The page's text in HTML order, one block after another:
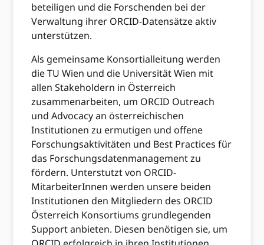
beteiligen und die Forschenden bei der
Verwaltung ihrer ORCID-Datensätze aktiv
unterstützen.
Als gemeinsame Konsortialleitung werden
die TU Wien und die Universität Wien mit
allen Stakeholdern in Österreich
zusammenarbeiten, um ORCID Outreach
und Advocacy an österreichischen
Institutionen zu ermutigen und offene
Forschungsaktivitäten und Best Practices für
das Forschungsdatenmanagement zu
fördern. Unterstutzt von ORCID-
MitarbeiterInnen werden unsere beiden
Institutionen den Mitgliedern des ORCID
Österreich Konsortiums grundlegenden
Support anbieten. Diesen benötigen sie, um